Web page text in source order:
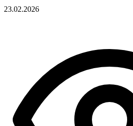
23.02.2026